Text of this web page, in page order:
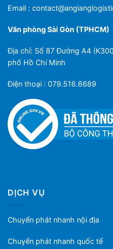
Email :
Văn phòng Sài Gòn (TPHCM)
Địa chỉ: Số 87 Đường A4
phố Hồ Chí Minh
Điện thoại : 079.516.6689
DỊCH VỤ
Chuyển phát nhanh nội địa
Chuyển phát nhanh quốc tế